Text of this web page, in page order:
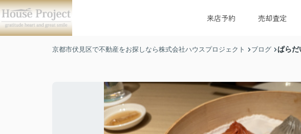
来店予約 売却査定
京都市伏見区で不動産をお探しなら株式会社ハウスプロジェクト ブログ ぱらだ